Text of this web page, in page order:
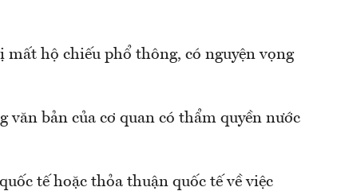
hộ chiếu phổ thông, có nguyện vọng
văn bản của cơ quan có thẩm quyền nước
tế hoặc thỏa thuận quốc tế về việc